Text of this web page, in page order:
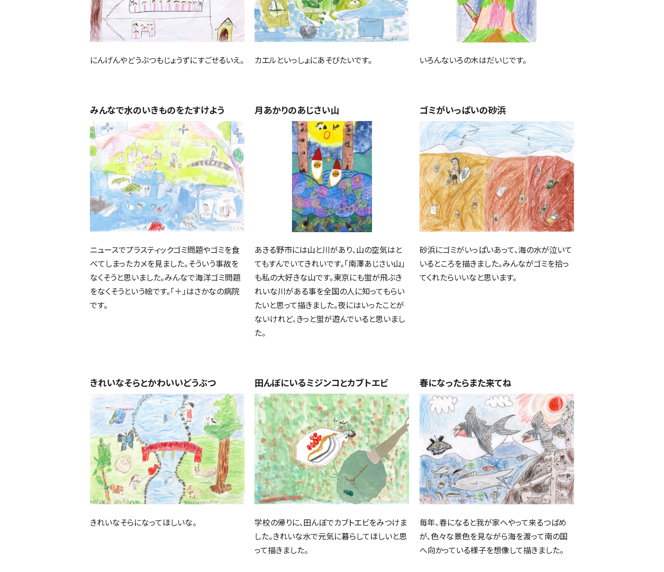
にんげんやどうぶつもじょうずにすごせるいえ。 カエルといっしょにあそびたいです。 いろんないろの木はだいじです。
みんなで水のいきものをたすけよう
ニュースでプラスティックゴミ問題やゴミを食
べてしまったカメを見ました。そういう事故を
なくそうと思いました。みんなで海洋ゴミ問題
をなくそうという絵です。「＋」はさかなの病院
です。
月あかりのあじさい山
あきる野市には山と川があり、山の空気はと
てもすんでいてきれいです。「南澤あじさい山」
も私の大好きな山です。東京にも蛍が飛ぶき
れいな川がある事を全国の人に知ってもらい
たいと思って描きました。夜にはいったことが
ないけれど、きっと蛍が遊んでいると思いまし
た。
ゴミがいっぱいの砂浜
砂浜にゴミがいっぱいあって、海の水が泣いて
いるところを描きました。みんながゴミを拾っ
てくれたらいいなと思います。
きれいなそらとかわいいどうぶつ
きれいなそらになってほしいな。
田んぼにいるミジンコとカブトエビ
学校の帰りに、田んぼでカブトエビをみつけま
した。きれいな水で元気に暮らしてほしいと思
って描きました。
春になったらまた来てね
毎年、春になると我が家へやって来るつばめ
が、色々な景色を見ながら海を渡って南の国
へ向かっている様子を想像して描きました。